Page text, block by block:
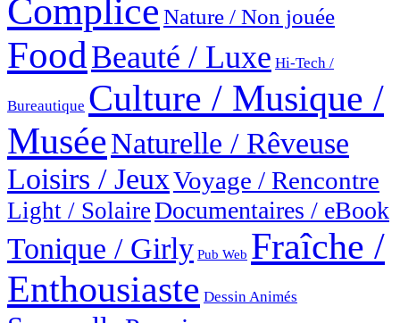
Complice Nature / Non jouée
FoodBeauté / Luxe Hi-Tech /
Bureautique Culture / Musique /
MuséeNaturelle / Rêveuse
Loisirs / JeuxVoyage / Rencontre
Light / SolaireDocumentaires / eBook
Tonique / Girly Pub Web Fraîche /
Enthousiaste Dessin Animés